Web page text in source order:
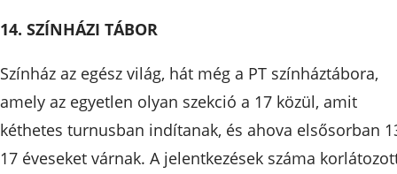
14. SZÍNHÁZI TÁBOR
Színház az egész világ, hát még a PT színháztábora,
amely az egyetlen olyan szekció a 17 közül, amit
kéthetes turnusban indítanak, és ahova elsősorban
17 éveseket várnak. A jelentkezések száma